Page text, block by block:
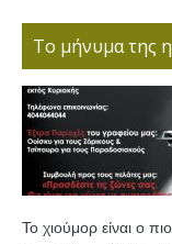
Το μήνυμα της
Το χιούμορ είναι ο